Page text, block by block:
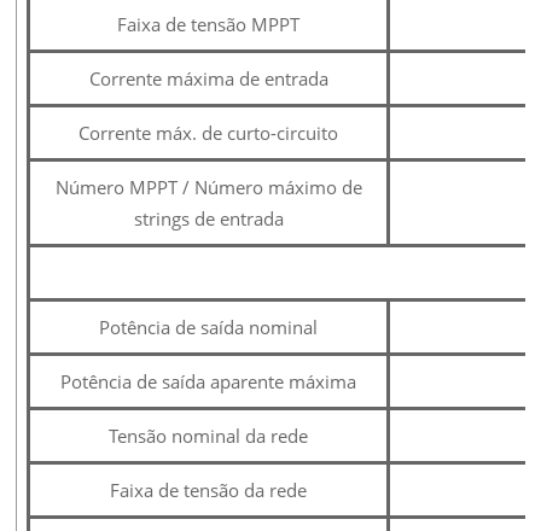
Faixa de tensão MPPT
Corrente máxima de entrada
Corrente máx. de curto-circuito
Número MPPT / Número máximo de
strings de entrada
Potência de saída nominal
Potência de saída aparente máxima
Tensão nominal da rede
Faixa de tensão da rede